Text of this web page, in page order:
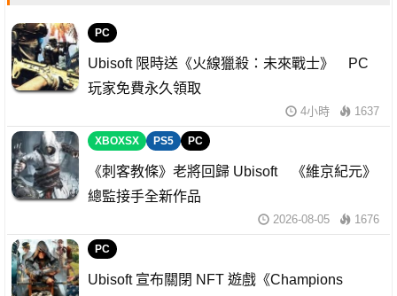
PC
Ubisoft 限時送《火線獵殺：未來戰士》 PC
玩家免費永久領取
4小時 1637
XBOXSX PS5 PC
《刺客教條》老將回歸 Ubisoft 《維京紀元》
總監接手全新作品
2026-08-05 1676
PC
Ubisoft 宣布關閉 NFT 遊戲《Champions